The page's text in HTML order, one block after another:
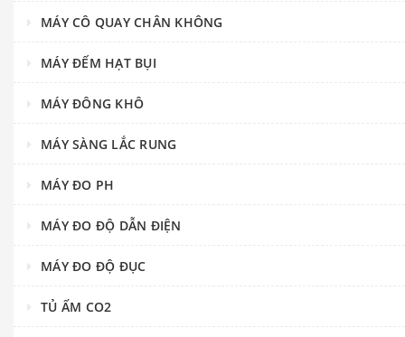
MÁY CÔ QUAY CHÂN KHÔNG
MÁY ĐẾM HẠT BỤI
MÁY ĐÔNG KHÔ
MÁY SÀNG LẮC RUNG
MÁY ĐO PH
MÁY ĐO ĐỘ DẪN ĐIỆN
MÁY ĐO ĐỘ ĐỤC
TỦ ẤM CO2